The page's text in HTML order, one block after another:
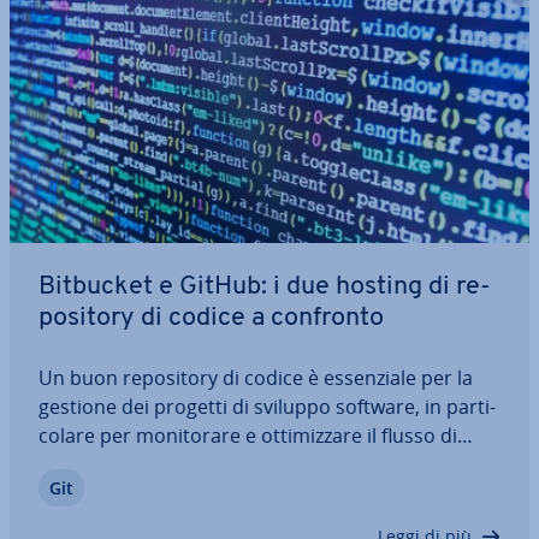
Bitbucket e GitHub: i due hosting di re­
po­si­to­ry di codice a confronto
Un buon re­po­si­to­ry di codice è es­sen­zia­le per la
gestione dei progetti di sviluppo software, in par­ti­
co­la­re per mo­ni­to­ra­re e ot­ti­miz­za­re il flusso di
per il sistema di controllo di versione Git sono
Git